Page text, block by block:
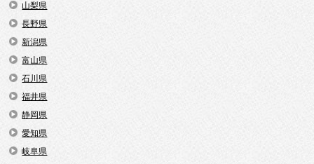
山梨県
長野県
新潟県
富山県
石川県
福井県
静岡県
愛知県
岐阜県